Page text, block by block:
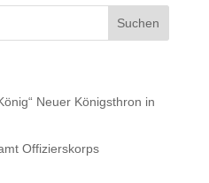
Neuer Königsthron in
Offizierskorps